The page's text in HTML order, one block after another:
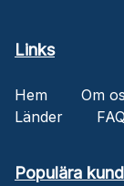
Links
Hem Om
Länder
FAQ
Populära